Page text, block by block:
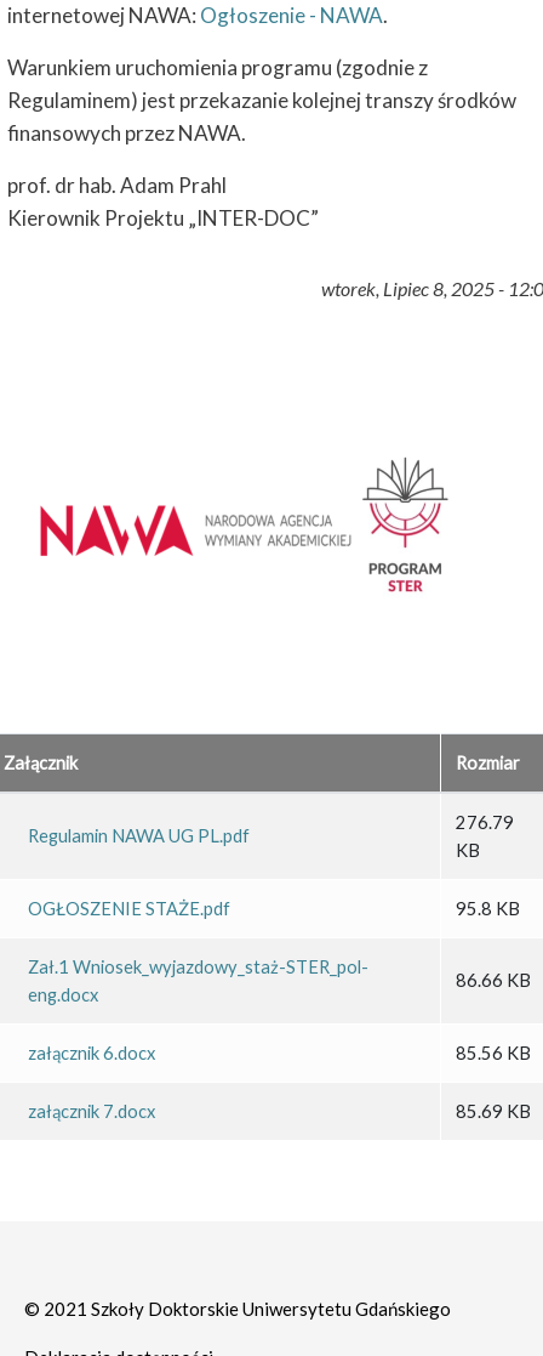
internetowej NAWA: Ogłoszenie - NAWA.
Warunkiem uruchomienia programu (zgodnie z
Regulaminem) jest przekazanie kolejnej transzy środków
finansowych przez NAWA.
prof. dr hab. Adam Prahl
Kierownik Projektu „INTER-DOC”
wtorek, Lipiec 8, 2025 -
Załącznik Rozmiar
Regulamin NAWA UG PL.pdf
276.79
KB
OGŁOSZENIE STAŻE.pdf 95.8 KB
Zał.1 Wniosek_wyjazdowy_staż-STER_pol-
eng.docx
86.66 KB
załącznik 6.docx 85.56 KB
załącznik 7.docx 85.69 KB
© 2021 Szkoły Doktorskie Uniwersytetu Gdańskiego